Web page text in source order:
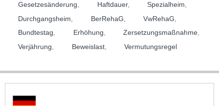
Gesetzesänderung, Haftdauer, Spezialheim,
Durchgangsheim
BerRehaG VwRehaG
Bundtestag
Erhöhung Zersetzungsmaßnahme
Verjährung
Beweislast, Vermutungsregel